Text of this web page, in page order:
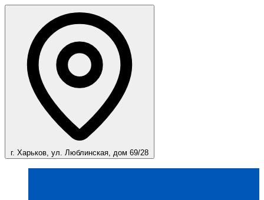
г. Харьков, ул. Люблинская, дом 69/28